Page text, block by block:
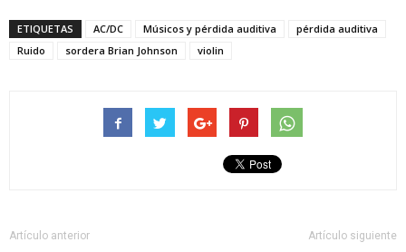
ETIQUETAS AC/DC Músicos y pérdida auditiva
pérdida auditiva
Ruido
sordera Brian Johnson violin
Artículo anterior Artículo siguiente